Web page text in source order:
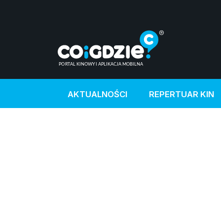
AKTUALNOŚCI REPERTUAR KIN